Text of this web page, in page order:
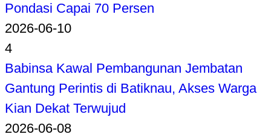
Pondasi Capai 70 Persen
2026-06-10
4
Babinsa Kawal Pembangunan Jembatan
Gantung Perintis di Batiknau, Akses Warga
Kian Dekat Terwujud
2026-06-08